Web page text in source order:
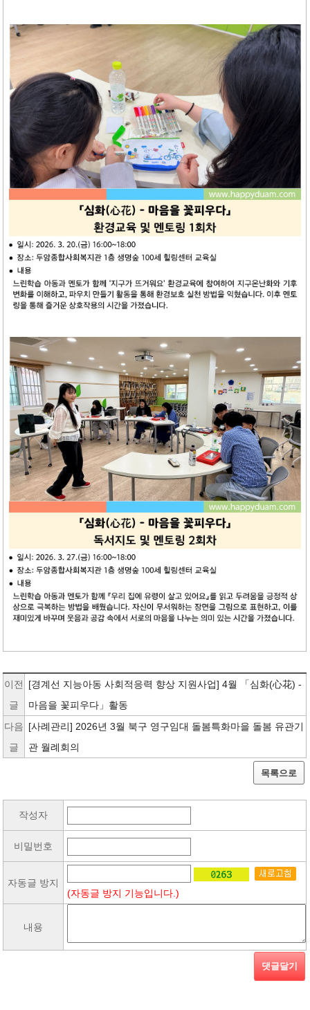
이전
글
[경계선 지능아동 사회적응력 향상 지원사업] 4월 「심화(心花) -
마음을 꽃피우다」활동
다음
글
[사례관리] 2026년 3월 북구 영구임대 돌봄특화마을 돌봄 유관기
관 월례회의
목록으로
작성자
비밀번호
자동글 방지
(자동글 방지 기능입니다.)
내용
댓글달기